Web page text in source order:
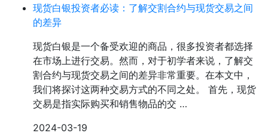
现货白银投资者必读：了解交割合约与现货交易之间
的差异
现货白银是一个备受欢迎的商品，很多投资者都选择
在市场上进行交易。然而，对于初学者来说，了解交
割合约与现货交易之间的差异非常重要。在本文中，
我们将探讨这两种交易方式的不同之处。 首先，现货
交易是指实际购买和销售物品的交 …
2024-03-19